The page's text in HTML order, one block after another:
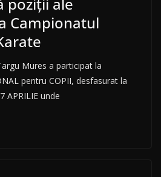
poziții ale
Campionatul
Mures a participat la
pentru COPII, desfasurat la
APRILIE unde